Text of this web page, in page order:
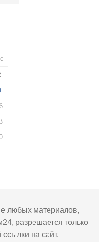
любых материалов,
разрешается только
ссылки на сайт.